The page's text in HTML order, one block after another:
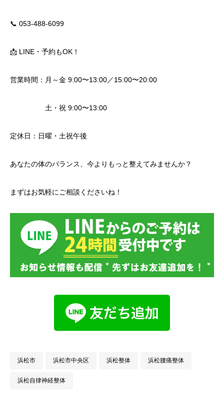
📞 053-488-6099
📩 LINE・予約もOK！
営業時間：月～金 9:00〜13:00／15:00〜20:00
土・祝 9:00〜13:00
定休日：日曜・土祝午後
あなたの体のバランス、今よりもっと整えてみませんか？
まずはお気軽にご相談くださいね！
浜松市 浜松市中央区 浜松整体 浜松腰痛整体
浜松自律神経整体